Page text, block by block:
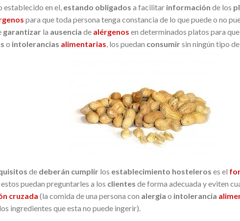
establecido en el, estando obligados a facilitar información de los
para que toda persona tenga constancia de lo que puede o no
garantizar la ausencia de alérgenos en determinados platos para
o intolerancias alimentarias , los puedan consumirsin ningún tipo de
de deberán cumplir los establecimiento hosteleros es el
puedan preguntarles a los clientes de forma adecuada y eviten
cruzada (la comida de una persona con alergia o intolerancia
ingredientes que esta no puede ingerir).